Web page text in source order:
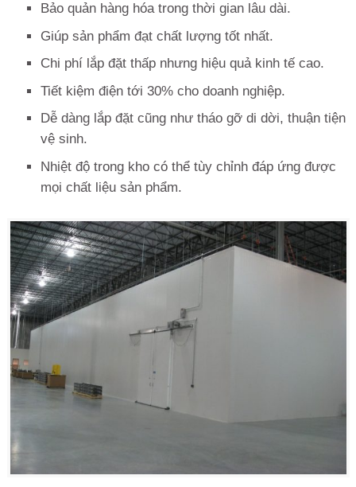
Bảo quản hàng hóa trong thời gian lâu dài.
Giúp sản phẩm đạt chất lượng tốt nhất.
Chi phí lắp đặt thấp nhưng hiệu quả kinh tế cao.
Tiết kiệm điện tới 30% cho doanh nghiệp.
Dễ dàng lắp đặt cũng như tháo gỡ di dời, thuận tiện
vệ sinh.
Nhiệt độ trong kho có thể tùy chỉnh đáp ứng được
mọi chất liệu sản phẩm.